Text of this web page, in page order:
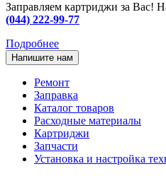
Заправляем картриджи за Вас!
(044) 222-99-77
Подробнее
Напишите нам
Ремонт
Заправка
Каталог товаров
Расходные материалы
Картриджи
Запчасти
Установка и настройка